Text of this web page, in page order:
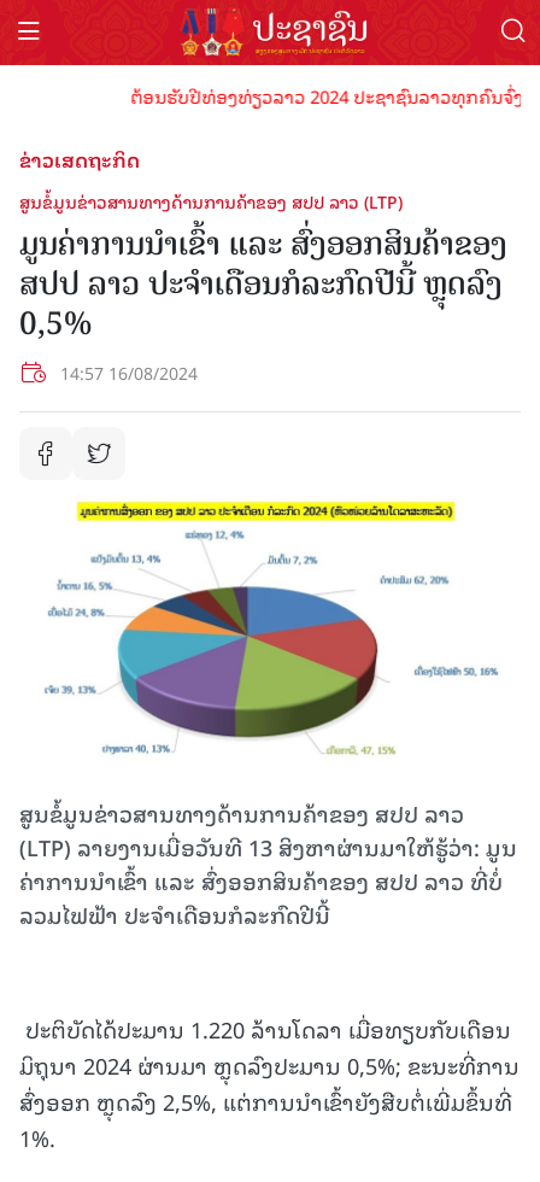
ຕ້ອນຮັບປີທ່ອງທ່ຽວລາວ 2024 ປະຊາຊົນລາວທຸກຄົນຈົ່ງພ້
ຂ່າວເສດຖະກິດ
ສູນຂໍ້ມູນຂ່າວສານທາງດ້ານການຄ້າຂອງ ສປປ ລາວ (LTP)
ມູນຄ່າການນໍາເຂົ້າ ແລະ ສົ່ງອອກສິນຄ້າຂອງ
ສປປ ລາວ ປະຈໍາເດືອນກໍລະກົດປີນີ້ ຫຼຸດລົງ
0,5%
14:57 16/08/2024
ສູນຂໍ້ມູນຂ່າວສານທາງດ້ານການຄ້າຂອງ ສປປ ລາວ
(LTP) ລາຍງານເມື່ອວັນທີ 13 ສິງຫາຜ່ານມາໃຫ້ຮູ້ວ່າ: ມູນ
ຄ່າການນໍາເຂົ້າ ແລະ ສົ່ງອອກສິນຄ້າຂອງ ສປປ ລາວ ທີ່ບໍ່
ລວມໄຟຟ້າ ປະຈໍາເດືອນກໍລະກົດປີນີ້
ປະຕິບັດໄດ້ປະມານ 1.220 ລ້ານໂດລາ ເມື່ອທຽບກັບເດືອນ
ມິຖຸນາ 2024 ຜ່ານມາ ຫຼຸດລົງປະມານ 0,5%; ຂະນະທີ່ການ
ສົ່ງອອກ ຫຼຸດລົງ 2,5%, ແຕ່ການນໍາເຂົ້າຍັງສືບຕໍ່ເພີ່ມຂຶ້ນທີ່
1%.